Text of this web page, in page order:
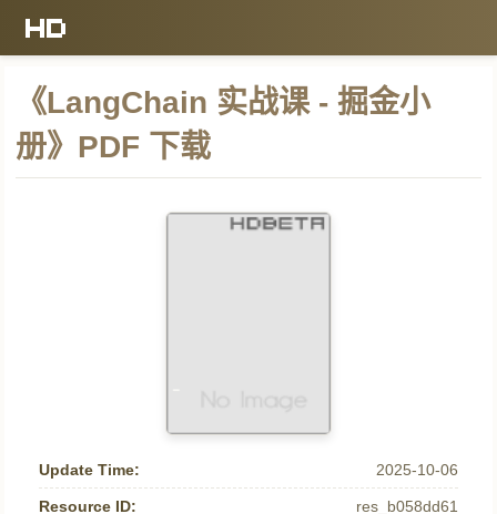
《LangChain 实战课 - 掘金小
册》PDF 下载
Update Time: 2025-10-06
Resource ID: res_b058dd61